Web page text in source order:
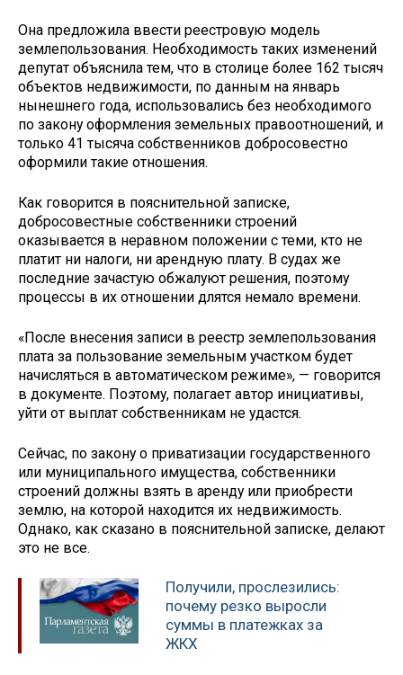
Она предложила ввести реестровую модель
землепользования. Необходимость таких изменений
депутат объяснила тем, что в столице более 162 тысяч
объектов недвижимости, по данным на январь
нынешнего года, использовались без необходимого
по закону оформления земельных правоотношений, и
только 41 тысяча собственников добросовестно
оформили такие отношения.
Как говорится в пояснительной записке,
добросовестные собственники строений
оказывается в неравном положении с теми, кто не
платит ни налоги, ни арендную плату. В судах же
последние зачастую обжалуют решения, поэтому
процессы в их отношении длятся немало времени.
«После внесения записи в реестр землепользования
плата за пользование земельным участком будет
начисляться в автоматическом режиме», — говорится
в документе. Поэтому, полагает автор инициативы,
уйти от выплат собственникам не удастся.
Сейчас, по закону о приватизации государственного
или муниципального имущества, собственники
строений должны взять в аренду или приобрести
землю, на которой находится их недвижимость.
Однако, как сказано в пояснительной записке, делают
это не все.
Получили, прослезились:
почему резко выросли
суммы в платежках за
ЖКХ